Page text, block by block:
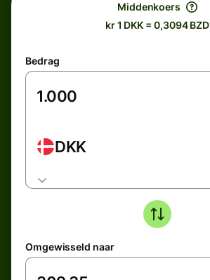
Middenkoers
kr 1 DKK = 0,3094 BZD
Bedrag
DKK
Omgewisseld naar